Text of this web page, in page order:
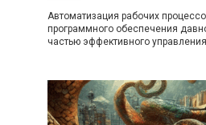
Автоматизация рабочих
программного обеспечения
частью эффективного